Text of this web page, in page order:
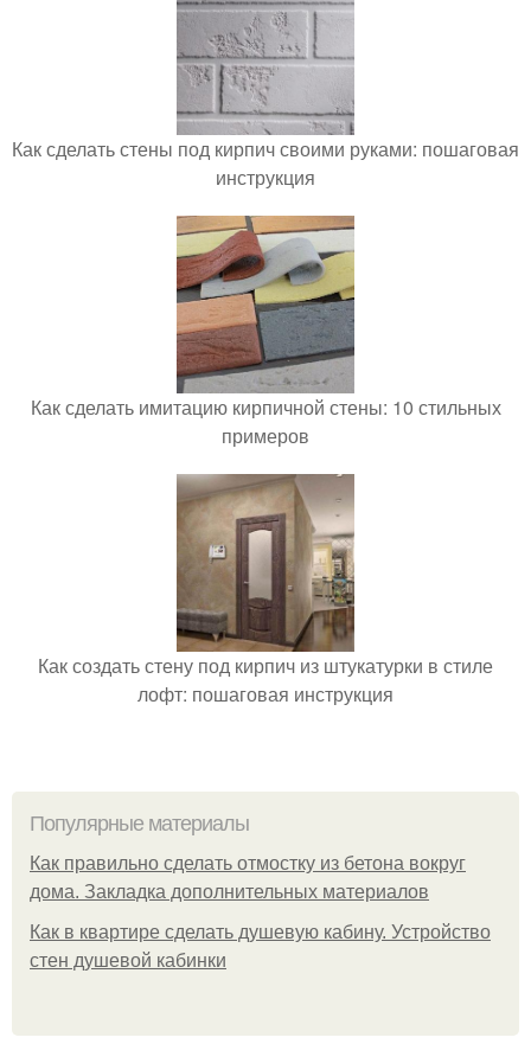
Как сделать стены под кирпич своими руками: пошаговая
инструкция
Как сделать имитацию кирпичной стены: 10 стильных
примеров
Как создать стену под кирпич из штукатурки в стиле
лофт: пошаговая инструкция
Популярные материалы
Как правильно сделать отмостку из бетона вокруг
дома. Закладка дополнительных материалов
Как в квартире сделать душевую кабину. Устройство
стен душевой кабинки